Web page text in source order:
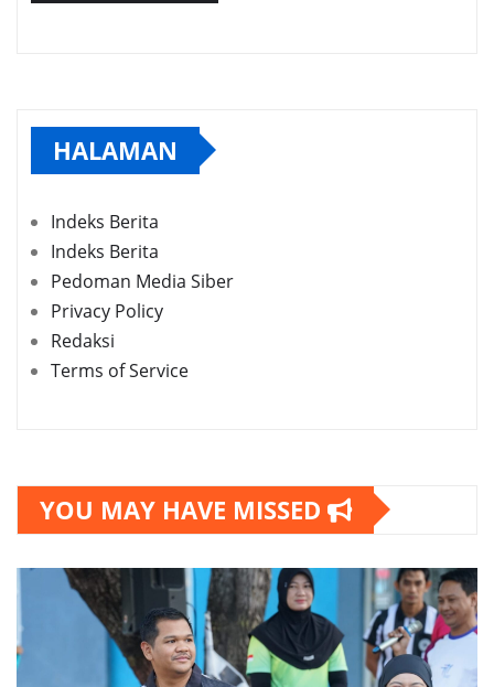
HALAMAN
Indeks Berita
Indeks Berita
Pedoman Media Siber
Privacy Policy
Redaksi
Terms of Service
YOU MAY HAVE MISSED